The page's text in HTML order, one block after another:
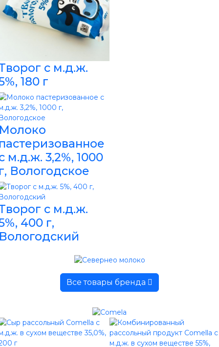
с м.д.ж.
180 г
м.д.ж. 3,2%, 1000
Вологодское
с м.д.ж.
400 г,
Все товары бренда